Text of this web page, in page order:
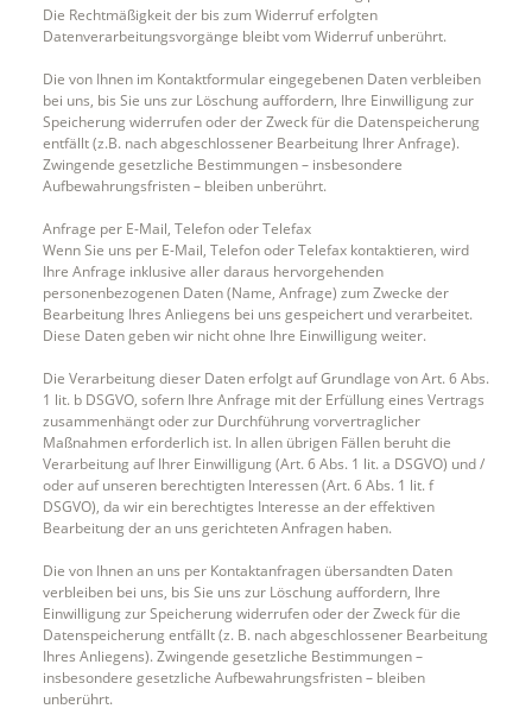
Die Rechtmäßigkeit der bis zum Widerruf erfolgten
Datenverarbeitungsvorgänge bleibt vom Widerruf unberührt.
Die von Ihnen im Kontaktformular eingegebenen Daten verbleiben
bei uns, bis Sie uns zur Löschung auffordern, Ihre Einwilligung zur
Speicherung widerrufen oder der Zweck für die Datenspeicherung
entfällt (z.B. nach abgeschlossener Bearbeitung Ihrer Anfrage).
Zwingende gesetzliche Bestimmungen – insbesondere
Aufbewahrungsfristen – bleiben unberührt.
Anfrage per E-Mail, Telefon oder Telefax
Wenn Sie uns per E-Mail, Telefon oder Telefax kontaktieren, wird
Ihre Anfrage inklusive aller daraus hervorgehenden
personenbezogenen Daten (Name, Anfrage) zum Zwecke der
Bearbeitung Ihres Anliegens bei uns gespeichert und verarbeitet.
Diese Daten geben wir nicht ohne Ihre Einwilligung weiter.
Die Verarbeitung dieser Daten erfolgt auf Grundlage von Art. 6 Abs.
1 lit. b DSGVO, sofern Ihre Anfrage mit der Erfüllung eines Vertrags
zusammenhängt oder zur Durchführung vorvertraglicher
Maßnahmen erforderlich ist. In allen übrigen Fällen beruht die
Verarbeitung auf Ihrer Einwilligung (Art. 6 Abs. 1 lit. a DSGVO) und /
oder auf unseren berechtigten Interessen (Art. 6 Abs. 1 lit. f
DSGVO), da wir ein berechtigtes Interesse an der effektiven
Bearbeitung der an uns gerichteten Anfragen haben.
Die von Ihnen an uns per Kontaktanfragen übersandten Daten
verbleiben bei uns, bis Sie uns zur Löschung auffordern, Ihre
Einwilligung zur Speicherung widerrufen oder der Zweck für die
Datenspeicherung entfällt (z. B. nach abgeschlossener Bearbeitung
Ihres Anliegens). Zwingende gesetzliche Bestimmungen –
insbesondere gesetzliche Aufbewahrungsfristen – bleiben
unberührt.